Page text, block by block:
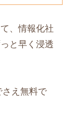
、情報化社
と早く浸透
え無料で